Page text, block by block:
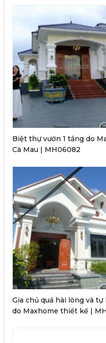
Biệt thự vườn 1 tầng do
Cà Mau | MH06082
Gia chủ quá hài lòng và
do Maxhome thiết kế |